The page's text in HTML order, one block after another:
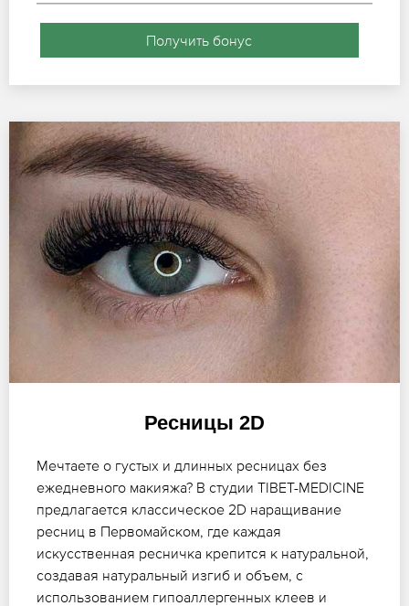
Получить бонус
Ресницы 2D
Мечтаете о густых и длинных ресницах без
ежедневного макияжа? В студии TIBET-MEDICINE
предлагается классическое 2D наращивание
ресниц в Первомайском, где каждая
искусственная ресничка крепится к натуральной,
создавая натуральный изгиб и объем, с
использованием гипоаллергенных клеев и